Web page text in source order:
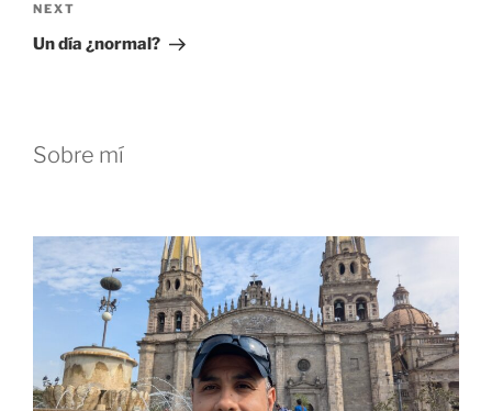
Next
Post
NEXT
Un día ¿normal?
Sobre mí